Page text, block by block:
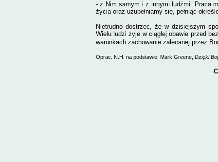
- z Nim samym i z innymi ludźmi. Praca
życia oraz uzupełniamy się, pełniąc
Nietrudno dostrzec, że w dzisiejszym
Wielu ludzi żyje w ciągłej obawie przed
warunkach zachowanie zalecanej przez
Oprac. N.H. na podstawie: Mark Greene, Dzięki